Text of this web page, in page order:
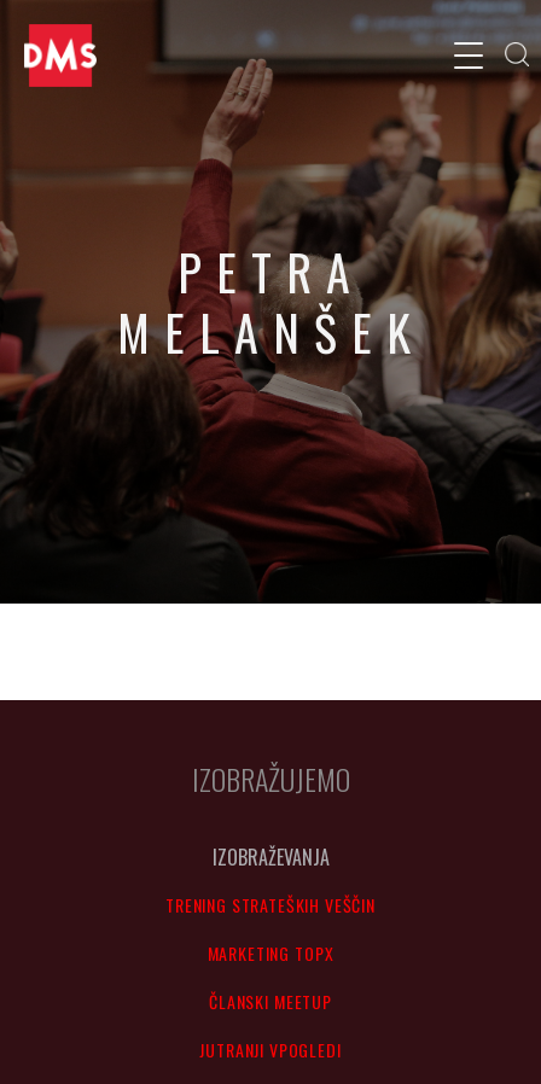
PETRA
MELANŠEK
Direktorica in solastnica podjetja, Vivapen
IZOBRAŽUJEMO
IZOBRAŽEVANJA
TRENING STRATEŠKIH VEŠČIN
MARKETING TOPX
ČLANSKI MEETUP
JUTRANJI VPOGLEDI